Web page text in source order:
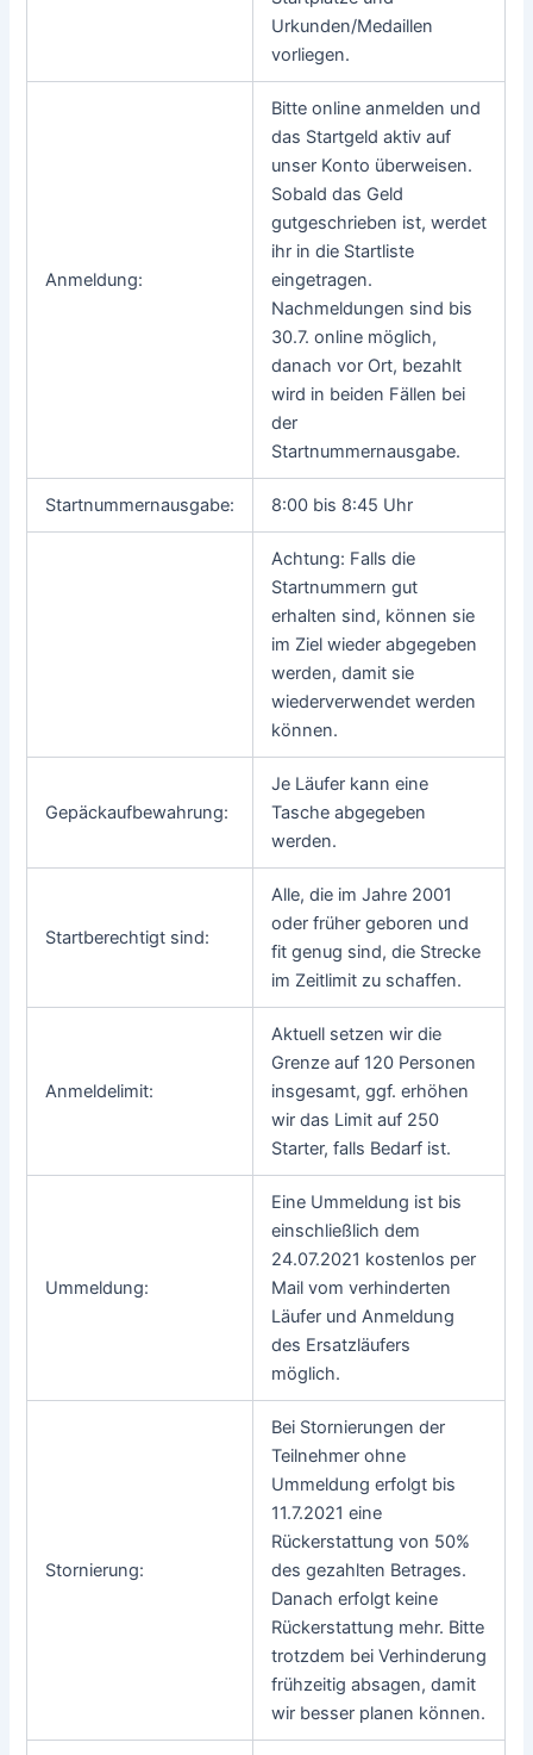
Urkunden/Medaillen
vorliegen.
Anmeldung:
Bitte online anmelden und
das Startgeld aktiv auf
unser Konto überweisen.
Sobald das Geld
gutgeschrieben ist, werdet
ihr in die Startliste
eingetragen.
Nachmeldungen sind bis
30.7. online möglich,
danach vor Ort, bezahlt
wird in beiden Fällen bei
der
Startnummernausgabe.
Startnummernausgabe: 8:00 bis 8:45 Uhr
Achtung: Falls die
Startnummern gut
erhalten sind, können sie
im Ziel wieder abgegeben
werden, damit sie
wiederverwendet werden
können.
Gepäckaufbewahrung:
Je Läufer kann eine
Tasche abgegeben
werden.
Startberechtigt sind:
Alle, die im Jahre 2001
oder früher geboren und
fit genug sind, die Strecke
im Zeitlimit zu schaffen.
Anmeldelimit:
Aktuell setzen wir die
Grenze auf 120 Personen
insgesamt, ggf. erhöhen
wir das Limit auf 250
Starter, falls Bedarf ist.
Ummeldung:
Eine Ummeldung ist bis
einschließlich dem
24.07.2021 kostenlos per
Mail vom verhinderten
Läufer und Anmeldung
des Ersatzläufers
möglich.
Stornierung:
Bei Stornierungen der
Teilnehmer ohne
Ummeldung erfolgt bis
11.7.2021 eine
Rückerstattung von 50%
des gezahlten Betrages.
Danach erfolgt keine
Rückerstattung mehr. Bitte
trotzdem bei Verhinderung
frühzeitig absagen, damit
wir besser planen können.